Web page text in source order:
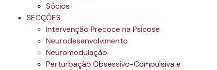
Sócios
SECÇÕES
Intervenção Precoce na Psicose
Neurodesenvolvimento
Neuromodulação
Perturbação Obsessivo-Compulsiva e